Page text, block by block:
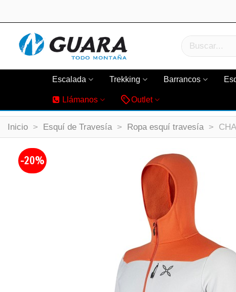
Escalada Trekking Barrancos
Llámanos Outlet
Inicio > Esquí de Travesía > Ropa esquí travesía >
-20%